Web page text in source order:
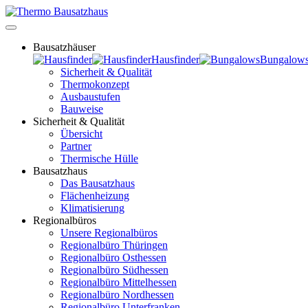
Bausatzhäuser
Hausfinder
Sicherheit & Qualität
Thermokonzept
Ausbaustufen
Bauweise
Sicherheit & Qualität
Übersicht
Partner
Thermische Hülle
Bausatzhaus
Das Bausatzhaus
Flächenheizung
Klimatisierung
Regionalbüros
Unsere Regionalbüros
Regionalbüro Thüringen
Regionalbüro Osthessen
Regionalbüro Südhessen
Regionalbüro Mittelhessen
Regionalbüro Nordhessen